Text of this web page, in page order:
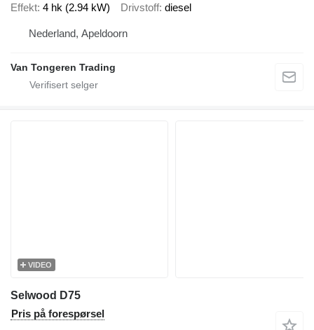
Effekt 4 hk (2.94 kW) Drivstoff diesel
Nederland, Apeldoorn
Van Tongeren Trading
VIDEO
Selwood D75
Pris på forespørsel